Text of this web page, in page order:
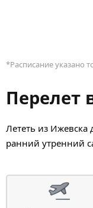
*Расписание указано
Перелет
Лететь из
ранний утренний